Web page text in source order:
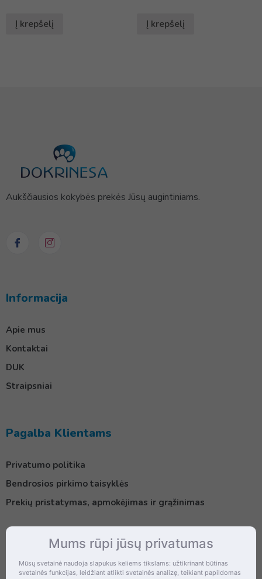
Į krepšelį Į krepšelį
Aukščiausios kokybės prekės Jūsų augintiniams.
Informacija
Apie mus
Kontaktai
DUK
Straipsniai
Pagalba Klientams
Privatumo politika
Bendrosios pirkimo taisyklės
Prekių pristatymas, apmokėjimas ir grąžinimas
KontaktaiMums rūpi jūsų privatumas
Mūsų svetainė naudoja slapukus keliems tikslams: užtikrinant būtinas
svetainės funkcijas, leidžiant atlikti svetainės analizę, teikiant papildomas